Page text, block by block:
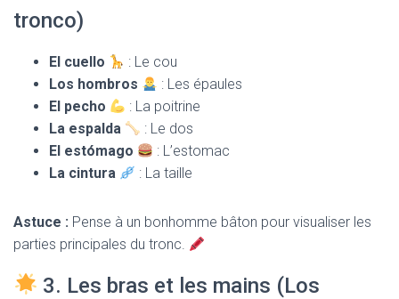
tronco)
El cuello
: Le cou
Los hombros
: Les épaules
El pecho
: La poitrine
La espalda
: Le dos
El estómago
: L’estomac
La cintura
: La taille
Astuce : Pense à un bonhomme bâton pour visualiser les
parties principales du tronc.
3. Les bras et les mains (Los